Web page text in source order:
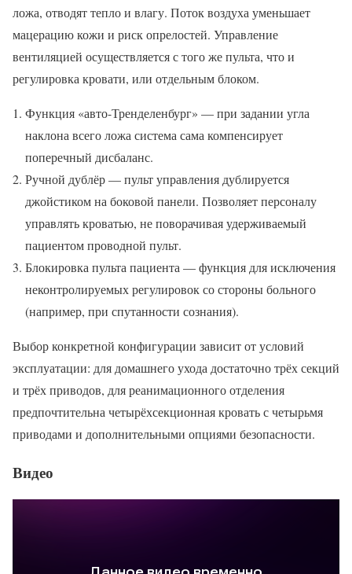
ложа, отводят тепло и влагу. Поток воздуха уменьшает
мацерацию кожи и риск опрелостей. Управление
вентиляцией осуществляется с того же пульта, что и
регулировка кровати, или отдельным блоком.
Функция «авто-Тренделенбург» — при задании угла
наклона всего ложа система сама компенсирует
поперечный дисбаланс.
Ручной дублёр — пульт управления дублируется
джойстиком на боковой панели. Позволяет персоналу
управлять кроватью, не поворачивая удерживаемый
пациентом проводной пульт.
Блокировка пульта пациента — функция для исключения
неконтролируемых регулировок со стороны больного
(например, при спутанности сознания).
Выбор конкретной конфигурации зависит от условий
эксплуатации: для домашнего ухода достаточно трёх секций
и трёх приводов, для реанимационного отделения
предпочтительна четырёхсекционная кровать с четырьмя
приводами и дополнительными опциями безопасности.
Видео